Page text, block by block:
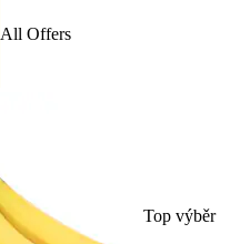
All Offers
Top výběr